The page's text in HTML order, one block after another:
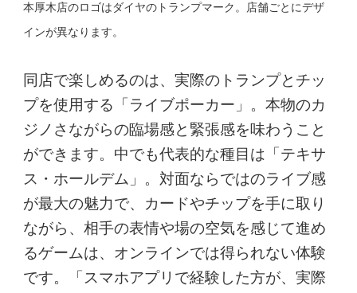
本厚木店のロゴはダイヤのトランプマーク。店舗ごとにデザ
インが異なります。
同店で楽しめるのは、実際のトランプとチッ
プを使用する「ライブポーカー」。本物のカ
ジノさながらの臨場感と緊張感を味わうこと
ができます。中でも代表的な種目は「テキサ
ス・ホールデム」。対面ならではのライブ感
が最大の魅力で、カードやチップを手に取り
ながら、相手の表情や場の空気を感じて進め
るゲームは、オンラインでは得られない体験
です。「スマホアプリで経験した方が、実際